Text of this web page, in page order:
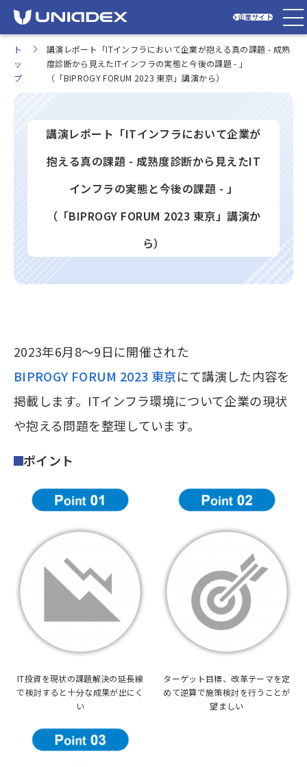
企業サイト
ト
ッ
プ
講演レポート「ITインフラにおいて企業が抱える真の課題 - 成熟
度診断から見えたITインフラの実態と今後の課題 - 」
（「BIPROGY FORUM 2023 東京」講演から）
講演レポート「ITインフラにおいて企業が
抱える真の課題 - 成熟度診断から見えたIT
インフラの実態と今後の課題 - 」
（「BIPROGY FORUM 2023 東京」講演か
ら）
2023年6月8～9日に開催された
BIPROGY FORUM 2023 東京にて講演した内容を
掲載します。ITインフラ環境について企業の現状
や抱える問題を整理しています。
ポイント
IT投資を現状の課題解決の延長線
で検討すると十分な成果が出にく
い
ターゲット目標、改革テーマを定
めて逆算で施策検討を行うことが
望ましい